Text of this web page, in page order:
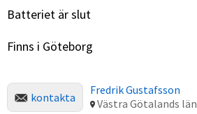
Batteriet är slut
Finns i Göteborg
kontakta
Fredrik Gustafsson
Västra Götalands län